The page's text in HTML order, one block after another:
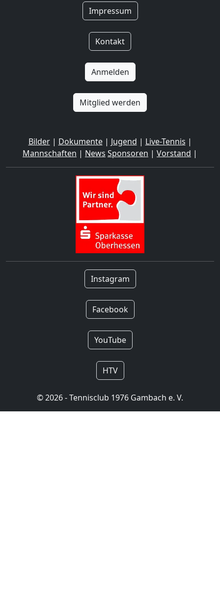
Impressum
Kontakt
Anmelden
Mitglied werden
Bilder| Dokumente| Jugend | Live-Tennis |
Mannschaften | News Sponsoren | Vorstand |
Instagram
Facebook
YouTube
HTV
© 2026 - Tennisclub 1976 Gambach e. V.